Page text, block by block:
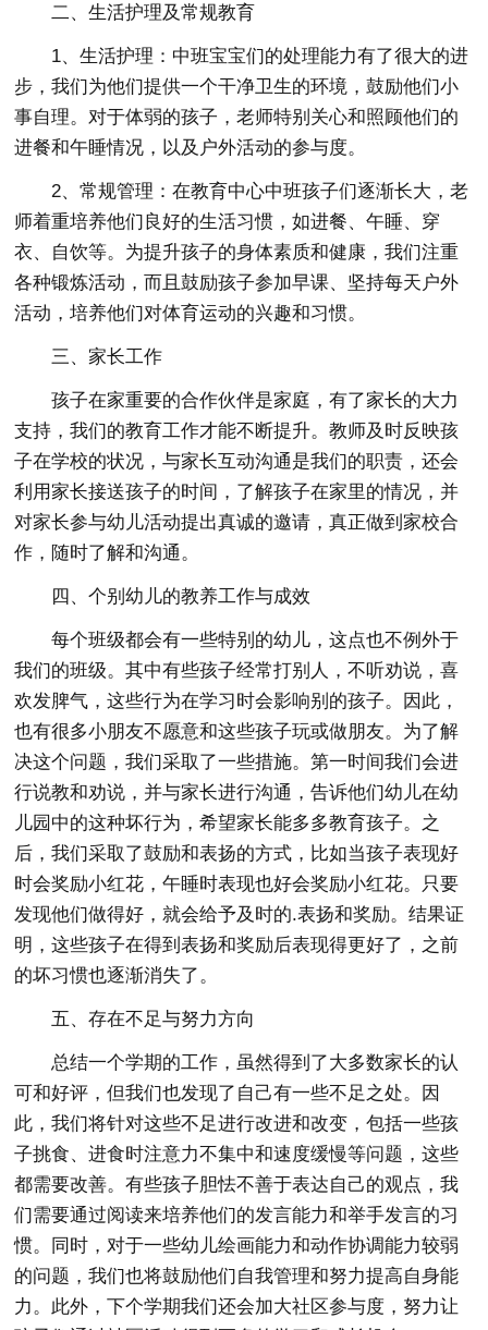
二、生活护理及常规教育
1、生活护理：中班宝宝们的处理能力有了很大的进
步，我们为他们提供一个干净卫生的环境，鼓励他们小
事自理。对于体弱的孩子，老师特别关心和照顾他们的
进餐和午睡情况，以及户外活动的参与度。
2、常规管理：在教育中心中班孩子们逐渐长大，老
师着重培养他们良好的生活习惯，如进餐、午睡、穿
衣、自饮等。为提升孩子的身体素质和健康，我们注重
各种锻炼活动，而且鼓励孩子参加早课、坚持每天户外
活动，培养他们对体育运动的兴趣和习惯。
三、家长工作
孩子在家重要的合作伙伴是家庭，有了家长的大力
支持，我们的教育工作才能不断提升。教师及时反映孩
子在学校的状况，与家长互动沟通是我们的职责，还会
利用家长接送孩子的时间，了解孩子在家里的情况，并
对家长参与幼儿活动提出真诚的邀请，真正做到家校合
作，随时了解和沟通。
四、个别幼儿的教养工作与成效
每个班级都会有一些特别的幼儿，这点也不例外于
我们的班级。其中有些孩子经常打别人，不听劝说，喜
欢发脾气，这些行为在学习时会影响别的孩子。因此，
也有很多小朋友不愿意和这些孩子玩或做朋友。为了解
决这个问题，我们采取了一些措施。第一时间我们会进
行说教和劝说，并与家长进行沟通，告诉他们幼儿在幼
儿园中的这种坏行为，希望家长能多多教育孩子。之
后，我们采取了鼓励和表扬的方式，比如当孩子表现好
时会奖励小红花，午睡时表现也好会奖励小红花。只要
发现他们做得好，就会给予及时的.表扬和奖励。结果证
明，这些孩子在得到表扬和奖励后表现得更好了，之前
的坏习惯也逐渐消失了。
五、存在不足与努力方向
总结一个学期的工作，虽然得到了大多数家长的认
可和好评，但我们也发现了自己有一些不足之处。因
此，我们将针对这些不足进行改进和改变，包括一些孩
子挑食、进食时注意力不集中和速度缓慢等问题，这些
都需要改善。有些孩子胆怯不善于表达自己的观点，我
们需要通过阅读来培养他们的发言能力和举手发言的习
惯。同时，对于一些幼儿绘画能力和动作协调能力较弱
的问题，我们也将鼓励他们自我管理和努力提高自身能
力。此外，下个学期我们还会加大社区参与度，努力让